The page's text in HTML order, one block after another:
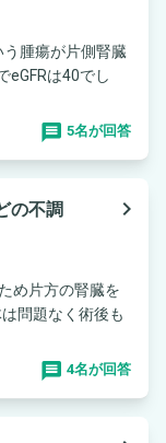
腫瘍が片側腎臓
eGFRは40でし
5名が回答
の不調
navigate_next
め片方の腎臓を
問題なく術後も
4名が回答